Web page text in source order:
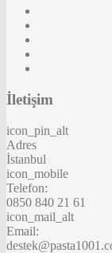
İletişim
icon_pin_alt
Adres
İstanbul
icon_mobile
Telefon:
0850 840 21 61
icon_mail_alt
Email: